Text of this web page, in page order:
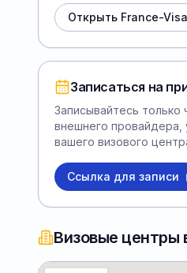
Открыть France-
Записаться на
Записывайтесь только
внешнего провайдера,
вашего визового
Ссылка для записи
Визовые центры